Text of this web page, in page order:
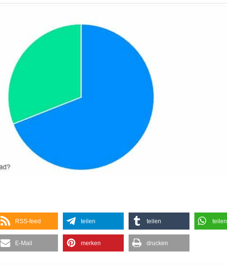
RSS-feed teilen teilen teilen
E-Mail merken drucken